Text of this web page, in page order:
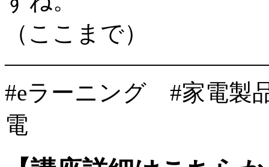
（ここまで）
#eラーニング #家電製
電